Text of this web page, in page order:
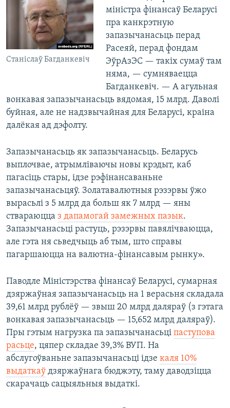
Станіслаў Багданкевіч
міністра фінансаў Беларусі
пра канкрэтную
запазычанасьць перад
Расеяй, перад фондам
ЭўрАзЭС — такіх сумаў там
няма, — сумняваецца
Багданкевіч. — А агульная
вонкавая запазычанасьць вядомая, 15 млрд. Даволі
буйная, але не надзвычайная для Беларусі, краіна
далёкая ад дэфолту.
Запазычанасьць як запазычанасьць. Беларусь
выплочвае, атрымліваючы новы крэдыт, каб
пагасіць стары, ідзе рэфінансаваньне
запазычанасьцяў. Золатавалютныя рэзэрвы ўжо
вырасьлі з 5 млрд да больш як 7 млрд — яны
ствараюцца з дапамогай замежных пазык.
Запазычанасьці растуць, рэзэрвы павялічваюцца,
але гэта ня сьведчыць аб тым, што справы
пагаршаюцца на валютна-фінансавым рынку».
Паводле Міністэрства фінансаў Беларусі, сумарная
дзяржаўная запазычанасьць на 1 верасьня складала
39,61 млрд рублёў — звыш 20 млрд даляраў (з гэтага
вонкавая запазычанасьць — 15,652 млрд даляраў).
Пры гэтым нагрузка па запазычанасьці паступова
расьце, цяпер складае 39,3% ВУП. На
абслугоўваньне запазычанасьці ідзе каля 10%
выдаткаў дзяржаўнага бюджэту, таму даводзіцца
скарачаць сацыяльныя выдаткі.